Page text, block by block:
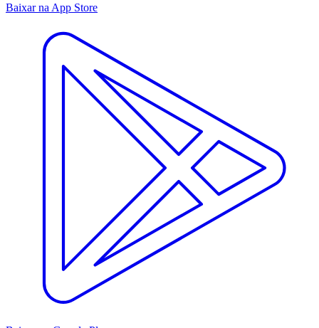
Baixar na App Store